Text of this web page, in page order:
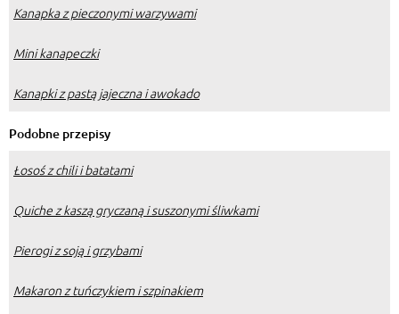
Kanapka z pieczonymi warzywami
Mini kanapeczki
Kanapki z pastą jajeczna i awokado
Podobne przepisy
Łosoś z chili i batatami
Quiche z kaszą gryczaną i suszonymi śliwkami
Pierogi z soją i grzybami
Makaron z tuńczykiem i szpinakiem